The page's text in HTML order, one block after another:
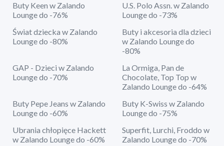
Buty Keen w Zalando
Lounge do -76%
U.S. Polo Assn. w Zalando
Lounge do -73%
Świat dziecka w Zalando
Lounge do -80%
Buty i akcesoria dla dzieci
w Zalando Lounge do
-80%
GAP - Dzieci w Zalando
Lounge do -70%
La Ormiga, Pan de
Chocolate, Top Top w
Zalando Lounge do -64%
Buty Pepe Jeans w Zalando
Lounge do -60%
Buty K-Swiss w Zalando
Lounge do -75%
Ubrania chłopięce Hackett
w Zalando Lounge do -60%
Superfit, Lurchi, Froddo w
Zalando Lounge do -70%